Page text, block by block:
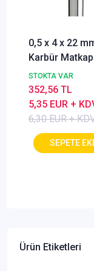
0,5 x 4 x 22
Karbür
118°, DIN1897,
Delme ucu
STOKTA VAR
6,30 EUR +
5,35 EUR +
352,56 TL
Ürün Etiketleri